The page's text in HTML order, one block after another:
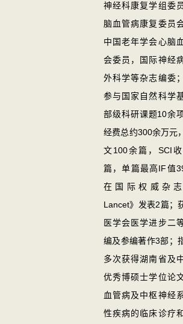
神经科康复学组委
脑血管病康复委员
中国老年学会心脑
会委员，国际神经
外科学等杂志编委
参与国家自然科学
部级科研课题10余
经费总约300余万元
文100余篇，SCI
篇，单篇最高IF值
在国际权威杂
Lancet》发表2篇；
医学会医学进步二
编及参编著作3部；
多次获得湖南省及
优秀博硕士学位论
血管病及中枢神经
性疾病的临床诊疗